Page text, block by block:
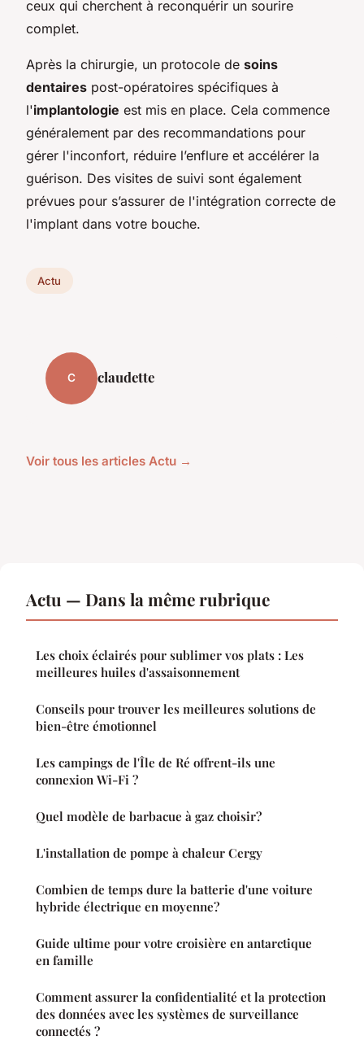
ceux qui cherchent à reconquérir un sourire
complet.
Après la chirurgie, un protocole de soins
dentaires post-opératoires spécifiques à
l'implantologie est mis en place. Cela commence
généralement par des recommandations pour
gérer l'inconfort, réduire l’enflure et accélérer la
guérison. Des visites de suivi sont également
prévues pour s’assurer de l'intégration correcte de
l'implant dans votre bouche.
Actu
C claudette
Voir tous les articles Actu →
Actu — Dans la même rubrique
Les choix éclairés pour sublimer vos plats : Les
meilleures huiles d'assaisonnement
Conseils pour trouver les meilleures solutions de
bien-être émotionnel
Les campings de l'Île de Ré offrent-ils une
connexion Wi-Fi ?
Quel modèle de barbacue à gaz choisir?
L'installation de pompe à chaleur Cergy
Combien de temps dure la batterie d'une voiture
hybride électrique en moyenne?
Guide ultime pour votre croisière en antarctique
en famille
Comment assurer la confidentialité et la protection
des données avec les systèmes de surveillance
connectés ?